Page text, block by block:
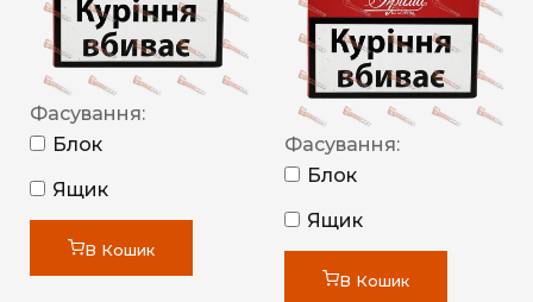
Фасування:
Блок
Ящик
В Кошик
Фасування:
Блок
Ящик
В Кошик